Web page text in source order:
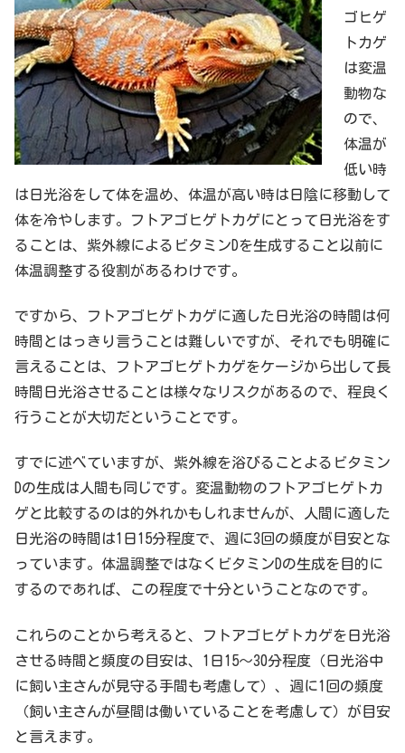
ゴヒゲ
トカゲ
は変温
動物な
ので、
体温が
低い時
は日光浴をして体を温め、体温が高い時は日陰に移動して
体を冷やします。フトアゴヒゲトカゲにとって日光浴をす
ることは、紫外線によるビタミンDを生成すること以前に
体温調整する役割があるわけです。
ですから、フトアゴヒゲトカゲに適した日光浴の時間は何
時間とはっきり言うことは難しいですが、それでも明確に
言えることは、フトアゴヒゲトカゲをケージから出して長
時間日光浴させることは様々なリスクがあるので、程良く
行うことが大切だということです。
すでに述べていますが、紫外線を浴びることよるビタミン
Dの生成は人間も同じです。変温動物のフトアゴヒゲトカ
ゲと比較するのは的外れかもしれませんが、人間に適した
日光浴の時間は1日15分程度で、週に3回の頻度が目安とな
っています。体温調整ではなくビタミンDの生成を目的に
するのであれば、この程度で十分ということなのです。
これらのことから考えると、フトアゴヒゲトカゲを日光浴
させる時間と頻度の目安は、1日15～30分程度（日光浴中
に飼い主さんが見守る手間も考慮して）、週に1回の頻度
（飼い主さんが昼間は働いていることを考慮して）が目安
と言えます。